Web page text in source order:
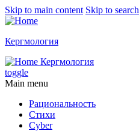
Skip to main content Skip to search
Кергмология
Кергмология
toggle
Main menu
Рациональность
Стихи
Cyber